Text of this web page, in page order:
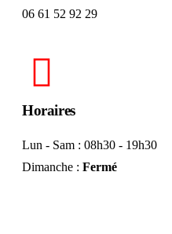
06 61 52 92 29
Horaires
Lun - Sam : 08h30 - 19h30
Dimanche : Fermé